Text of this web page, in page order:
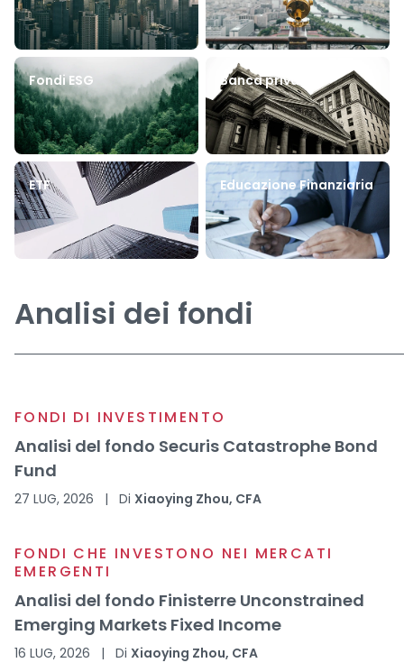
Fondi ESG Banca privata
ETF Educazione Finanziaria
Analisi dei fondi
FONDI DI INVESTIMENTO
Analisi del fondo Securis Catastrophe Bond
Fund
27 LUG, 2026 | Di Xiaoying Zhou, CFA
FONDI CHE INVESTONO NEI MERCATI
EMERGENTI
Analisi del fondo Finisterre Unconstrained
Emerging Markets Fixed Income
16 LUG, 2026 | Di Xiaoying Zhou, CFA